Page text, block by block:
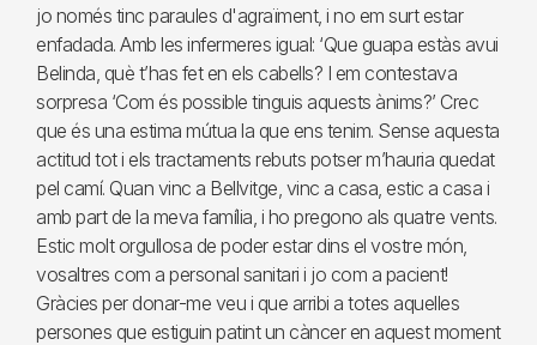
jo només tinc paraules d'agraïment, i no em surt estar
enfadada. Amb les infermeres igual: ‘Que guapa estàs avui
Belinda, què t’has fet en els cabells? I em contestava
sorpresa ‘Com és possible tinguis aquests ànims?’ Crec
que és una estima mútua la que ens tenim. Sense aquesta
actitud tot i els tractaments rebuts potser m’hauria quedat
pel camí. Quan vinc a Bellvitge, vinc a casa, estic a casa i
amb part de la meva família, i ho pregono als quatre vents.
Estic molt orgullosa de poder estar dins el vostre món,
vosaltres com a personal sanitari i jo com a pacient!
Gràcies per donar-me veu i que arribi a totes aquelles
persones que estiguin patint un càncer en aquest moment